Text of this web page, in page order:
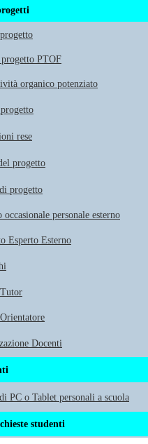
progetto PTOF
organico potenziato
rese
progetto
progetto
personale esterno
Esperto Esterno
Docenti
PC o Tablet personali a scuola
studenti